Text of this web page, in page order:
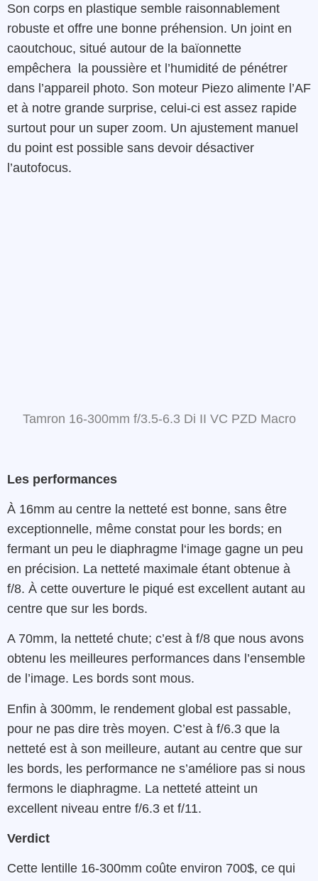
Son corps en plastique semble raisonnablement
robuste et offre une bonne préhension. Un joint en
caoutchouc, situé autour de la baïonnette
empêchera la poussière et l’humidité de pénétrer
dans l’appareil photo. Son moteur Piezo alimente l’AF
et à notre grande surprise, celui-ci est assez rapide
surtout pour un super zoom. Un ajustement manuel
du point est possible sans devoir désactiver
l’autofocus.
Tamron 16-300mm f/3.5-6.3 Di II VC PZD Macro
Les performances
À 16mm au centre la netteté est bonne, sans être
exceptionnelle, même constat pour les bords; en
fermant un peu le diaphragme l‘image gagne un peu
en précision. La netteté maximale étant obtenue à
f/8. À cette ouverture le piqué est excellent autant au
centre que sur les bords.
A 70mm, la netteté chute; c’est à f/8 que nous avons
obtenu les meilleures performances dans l’ensemble
de l’image. Les bords sont mous.
Enfin à 300mm, le rendement global est passable,
pour ne pas dire très moyen. C’est à f/6.3 que la
netteté est à son meilleure, autant au centre que sur
les bords, les performance ne s’améliore pas si nous
fermons le diaphragme. La netteté atteint un
excellent niveau entre f/6.3 et f/11.
Verdict
Cette lentille 16-300mm coûte environ 700$, ce qui